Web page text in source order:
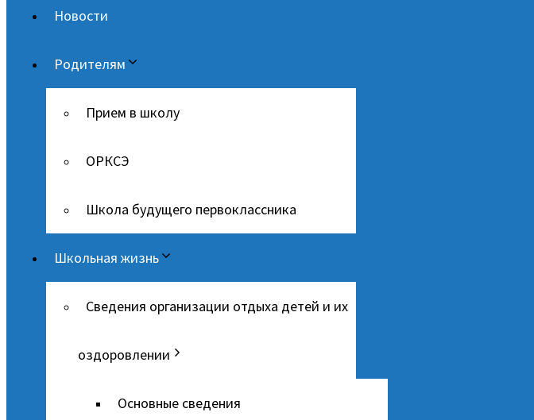
Новости
Родителям
Прием в школу
ОРКСЭ
Школа будущего первоклассника
Школьная жизнь
Сведения организации отдыха детей и их
оздоровлении
Основные сведения